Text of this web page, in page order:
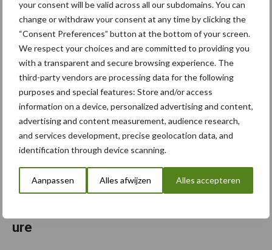
your consent will be valid across all our subdomains. You can
change or withdraw your consent at any time by clicking the
“Consent Preferences” button at the bottom of your screen.
We respect your choices and are committed to providing you
with a transparent and secure browsing experience. The
third-party vendors are processing data for the following
purposes and special features: Store and/or access
information on a device, personalized advertising and content,
advertising and content measurement, audience research,
and services development, precise geolocation data, and
identification through device scanning.
Aanpassen Alles afwijzen Alles accepteren
Coenen zorgen er met plezier voor dat alle opdrachten van hun
klanten tot een goed einde worden gebracht. ...Lees meer
Falcon T,
nieuwe
getrokk
en
s van
Sky
ure
10 juni 2026